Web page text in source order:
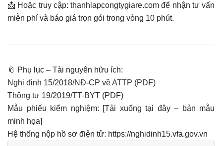
📩 Hoặc truy cập: thanhlapcongtygiare.com để nhận tư vấn
miễn phí và báo giá trọn gói trong vòng 10 phút.
📎 Phụ lục – Tài nguyên hữu ích:
Nghị định 15/2018/NĐ-CP về ATTP (PDF)
Thông tư 19/2019/TT-BYT (PDF)
Mẫu phiếu kiểm nghiệm: [Tải xuống tại đây – bản mẫu
minh họa]
Hệ thống nộp hồ sơ điện tử: https://nghidinh15.vfa.gov.vn